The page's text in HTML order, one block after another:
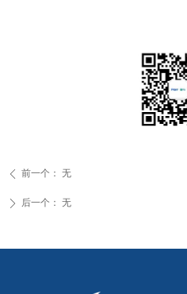
ꄴ 前一个： 无
ꄲ 后一个： 无